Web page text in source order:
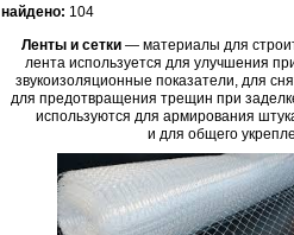
найдено: 104
Ленты и сетки — материалы для
лента используется для улучшения
звукоизоляционные показатели, для
для предотвращения трещин при
используются для армирования
и для общего